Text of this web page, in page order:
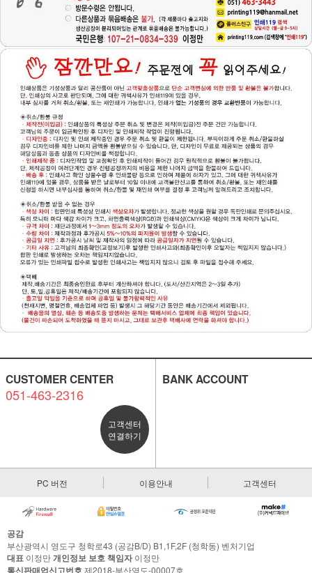
CUSTOMER CENTER
051-463-2316
고객센터
연결하기
BANK ACCOUNT
PC 버전 이용안내 고객센터
공감
부산광역시 영도구 청학로43 (공감B/D) B1,1F,2F (청학동) 벤처기업
대표 이정만개인정보 보호 책임자이정만
통신판매업신고번호 제2018-부산영도-00007호